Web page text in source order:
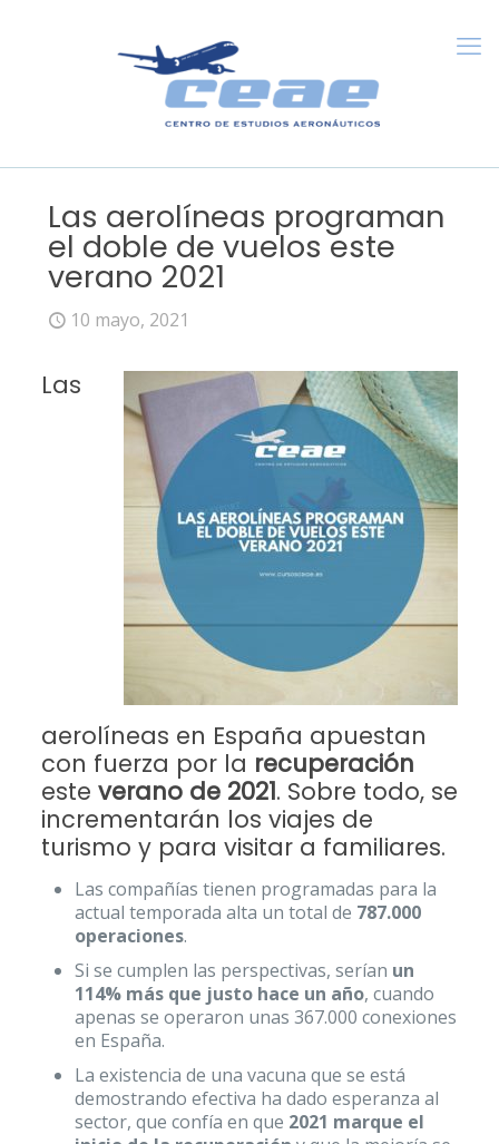
Las aerolíneas programan
el doble de vuelos este
verano 2021
10 mayo, 2021
Las
aerolíneas en España apuestan
con fuerza por la recuperación
este verano de 2021. Sobre todo, se
incrementarán los viajes de
turismo y para visitar a familiares.
Las compañías tienen programadas para la
actual temporada alta un total de 787.000
operaciones.
Si se cumplen las perspectivas, serían un
114% más que justo hace un año, cuando
apenas se operaron unas 367.000 conexiones
en España.
La existencia de una vacuna que se está
demostrando efectiva ha dado esperanza al
sector, que confía en que 2021 marque el